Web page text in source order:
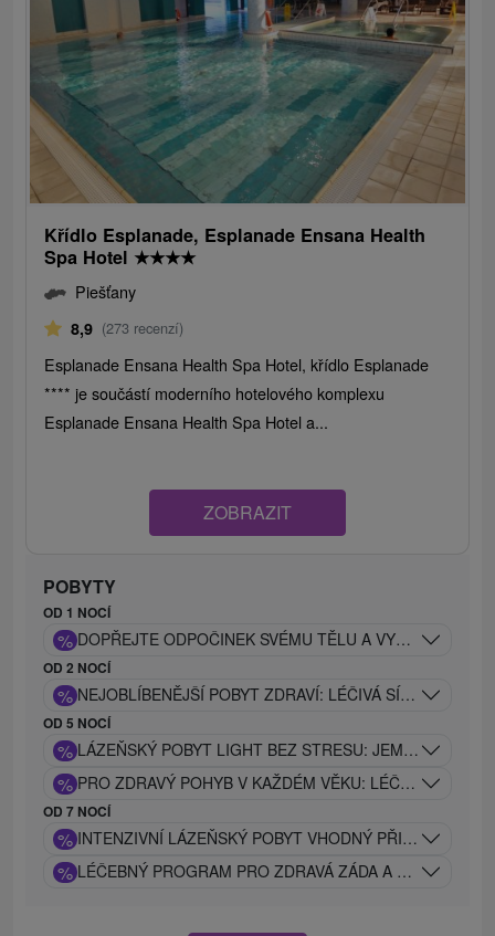
Křídlo Esplanade, Esplanade Ensana Health
Spa Hotel ★★★★
Piešťany
8,9 (273 recenzí)
Esplanade Ensana Health Spa Hotel, křídlo Esplanade
**** je součástí moderního hotelového komplexu
Esplanade Ensana Health Spa Hotel a...
ZOBRAZIT
POBYTY
OD 1 NOCÍ
% DOPŘEJTE ODPOČINEK SVÉMU TĚLU A VYČISTĚTE SI
OD 2 NOCÍ
% NEJOBLÍBENĚJŠÍ POBYT ZDRAVÍ: LÉČIVÁ SÍLA
OD 5 NOCÍ
% LÁZEŇSKÝ POBYT LIGHT BEZ STRESU: JEMNÝ
% PRO ZDRAVÝ POHYB V KAŽDÉM VĚKU: LÉČEBNÝ
OD 7 NOCÍ
% INTENZIVNÍ LÁZEŇSKÝ POBYT VHODNÝ PŘI
% LÉČEBNÝ PROGRAM PRO ZDRAVÁ ZÁDA A KLOUBY: